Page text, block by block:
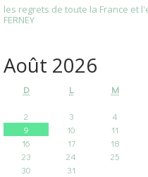
les regrets de toute la France et
FERNEY
Août 2026
D L M
2
3 4
9
10 11
16
17 18
23
24 25
30
31